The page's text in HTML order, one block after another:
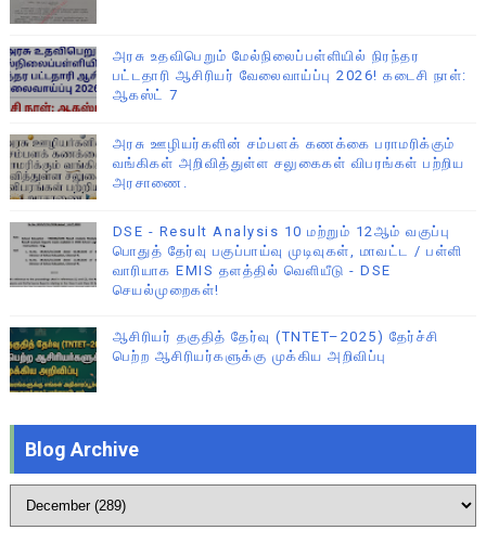
அரசு உதவிபெறும் மேல்நிலைப்பள்ளியில் நிரந்தர
பட்டதாரி ஆசிரியர் வேலைவாய்ப்பு 2026! கடைசி நாள்:
ஆகஸ்ட் 7
அரசு ஊழியர்களின் சம்பளக் கணக்கை பராமரிக்கும்
வங்கிகள் அறிவித்துள்ள சலுகைகள் விபரங்கள் பற்றிய
அரசாணை.
DSE - Result Analysis 10 மற்றும் 12ஆம் வகுப்பு
பொதுத் தேர்வு பகுப்பாய்வு முடிவுகள், மாவட்ட / பள்ளி
வாரியாக EMIS தளத்தில் வெளியீடு - DSE
செயல்முறைகள்!
ஆசிரியர் தகுதித் தேர்வு (TNTET–2025) தேர்ச்சி
பெற்ற ஆசிரியர்களுக்கு முக்கிய அறிவிப்பு
Blog Archive